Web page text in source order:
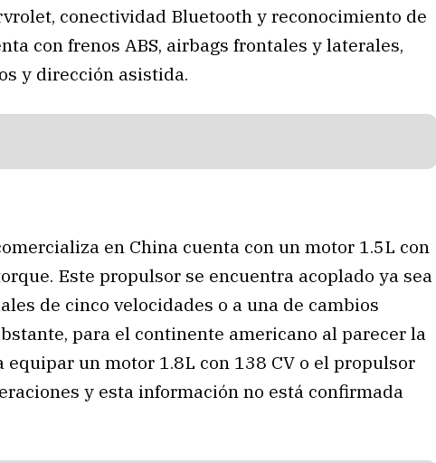
conectividad Bluetooth y reconocimiento de
con frenos ABS, airbags frontales y laterales,
y dirección asistida.
en China cuenta con un motor 1.5L con
Este propulsor se encuentra acoplado ya sea
de cinco velocidades o a una de cambios
para el continente americano al parecer la
un motor 1.8L con 138 CV o el propulsor
y esta información no está confirmada